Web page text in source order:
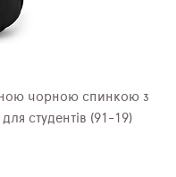
чорною спинкою з
студентів (91-19)